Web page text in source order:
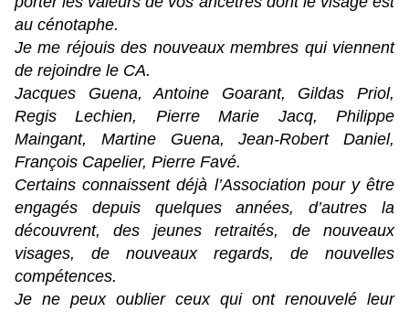
au cénotaphe.
Je me réjouis des nouveaux membres qui viennent
de rejoindre le CA.
Jacques Guena, Antoine Goarant, Gildas Priol,
Regis Lechien, Pierre Marie Jacq, Philippe
Maingant, Martine Guena, Jean-Robert Daniel,
François Capelier, Pierre Favé.
Certains connaissent déjà l’Association pour y être
engagés depuis quelques années, d’autres la
découvrent, des jeunes retraités, de nouveaux
visages, de nouveaux regards, de nouvelles
compétences.
Je ne peux oublier ceux qui ont renouvelé leur